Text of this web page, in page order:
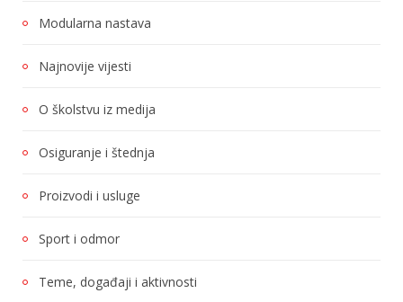
Modularna nastava
Najnovije vijesti
O školstvu iz medija
Osiguranje i štednja
Proizvodi i usluge
Sport i odmor
Teme, događaji i aktivnosti